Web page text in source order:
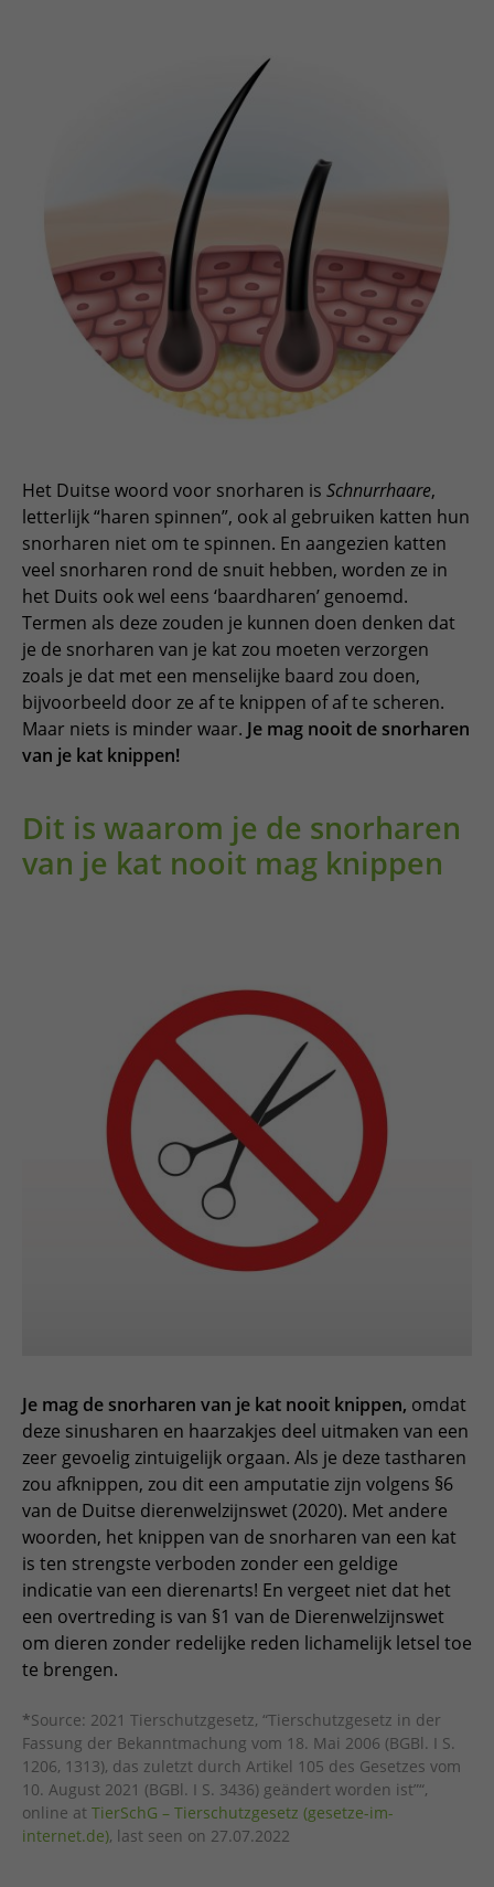
Het Duitse woord voor snorharen is Schnurrhaare,
letterlijk “haren spinnen”, ook al gebruiken katten hun
snorharen niet om te spinnen. En aangezien katten
veel snorharen rond de snuit hebben, worden ze in
het Duits ook wel eens ‘baardharen’ genoemd.
Termen als deze zouden je kunnen doen denken dat
je de snorharen van je kat zou moeten verzorgen
zoals je dat met een menselijke baard zou doen,
bijvoorbeeld door ze af te knippen of af te scheren.
Maar niets is minder waar. Je mag nooit de snorharen
van je kat knippen!
Dit is waarom je de snorharen
van je kat nooit mag knippen
Je mag de snorharen van je kat nooit knippen, omdat
deze sinusharen en haarzakjes deel uitmaken van een
zeer gevoelig zintuigelijk orgaan. Als je deze tastharen
zou afknippen, zou dit een amputatie zijn volgens §6
van de Duitse dierenwelzijnswet (2020). Met andere
woorden, het knippen van de snorharen van een kat
is ten strengste verboden zonder een geldige
indicatie van een dierenarts! En vergeet niet dat het
een overtreding is van §1 van de Dierenwelzijnswet
om dieren zonder redelijke reden lichamelijk letsel toe
te brengen.
*Source: 2021 Tierschutzgesetz, “Tierschutzgesetz in der
Fassung der Bekanntmachung vom 18. Mai 2006 (BGBl. I S.
1206, 1313), das zuletzt durch Artikel 105 des Gesetzes vom
10. August 2021 (BGBl. I S. 3436) geändert worden ist”“,
online at TierSchG – Tierschutzgesetz (gesetze-im-
internet.de), last seen on 27.07.2022